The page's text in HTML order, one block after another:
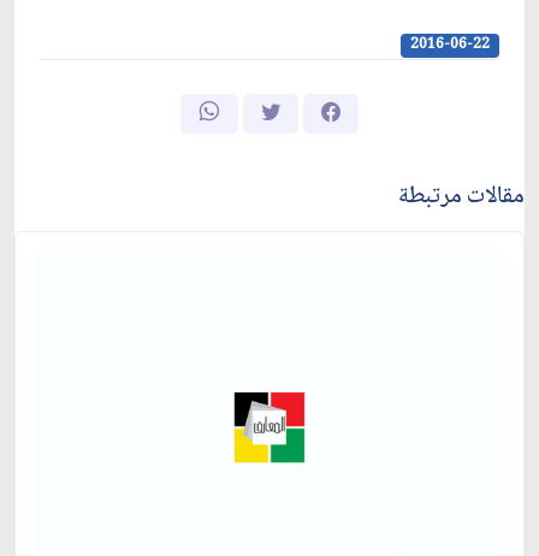
2016-06-22
مقالات مرتبطة